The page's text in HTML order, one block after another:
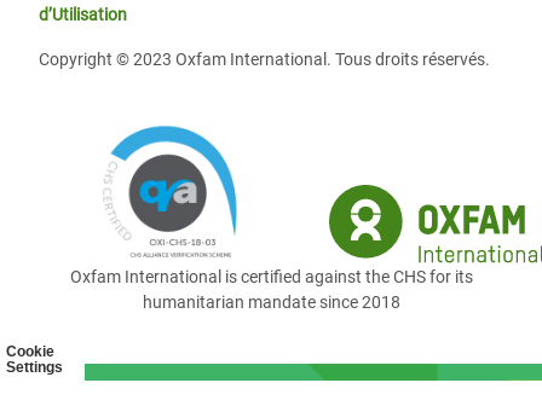
Cookie
Settings
d’Utilisation
Copyright © 2023 Oxfam International. Tous droits réservés.
Oxfam International is certified against the CHS for its
humanitarian mandate since 2018